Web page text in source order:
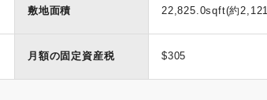
敷地面積 22,825.0sqft(約
月額の固定資産税 $305